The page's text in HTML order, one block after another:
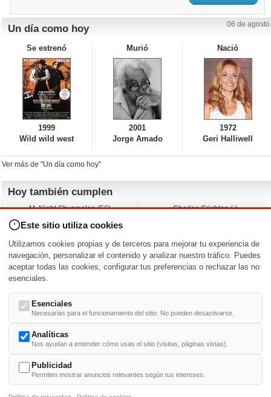
Un día como hoy 06 de agosto
Se estrenó
1999
Wild wild west
Murió
2001
Jorge Amado
Nació
1972
Geri Halliwell
Ver más de "Un día como hoy"
Hoy también cumplen
M. Night Shyamalan (56)
Andy Warhol (98)
Melissa George (50)
Vera Farmiga (53)
Charles Crichton (-)
Jeremy Ratchford (61)
Jason O’Mara (54)
Nacimientos y estrenos en la fecha
DD/MM /
-U- V- W- X - -
Este sitio utiliza cookies
Utilizamos cookies propias y de terceros para mejorar tu experiencia de
navegación, personalizar el contenido y analizar nuestro tráfico. Puedes
aceptar todas las cookies, configurar tus preferencias o rechazar las no
esenciales.
Esenciales
Necesarias para el funcionamiento del sitio. No pueden desactivarse.
Analíticas
Nos ayudan a entender cómo usas el sitio (visitas, páginas vistas).
Publicidad
Permiten mostrar anuncios relevantes según tus intereses.